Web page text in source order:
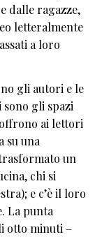
dalle ragazze,
letteralmente
a loro
gli autori e le
gli spazi
ai lettori
su una
un
chi si
e c’è il loro
La punta
otto minuti –